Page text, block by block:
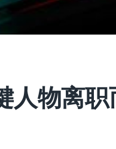
人物离